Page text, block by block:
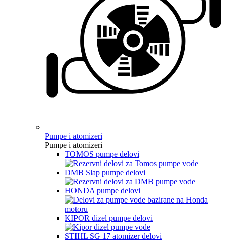
Pumpe i atomizeri
Pumpe i atomizeri
TOMOS pumpe delovi
DMB Slap pumpe delovi
HONDA pumpe delovi
KIPOR dizel pumpe delovi
STIHL SG 17 atomizer delovi